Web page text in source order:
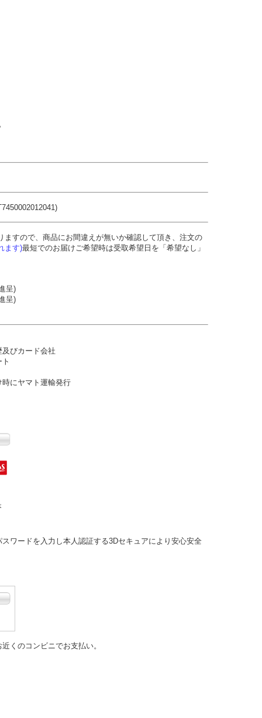
ますので、商品にお間違えが無いか確認して頂き、注文の
ます)最短でのお届けご希望時は受取希望日を「希望なし」
呈)
呈)
及びカード会社
時にヤマト運輸発行
ワードを入力し本人認証する3Dセキュアにより安心安全
くのコンビニでお支払い。